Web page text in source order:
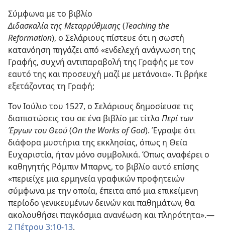
Σύμφωνα με το βιβλίο
Διδασκαλία της Μεταρρύθμισης(Teaching the
Reformation), ο Σελάριους πίστευε ότι η σωστή
κατανόηση πηγάζει από «ενδελεχή ανάγνωση της
Γραφής, συχνή αντιπαραβολή της Γραφής με τον
εαυτό της και προσευχή μαζί με μετάνοια». Τι βρήκε
εξετάζοντας τη Γραφή;
Τον Ιούλιο του 1527, ο Σελάριους δημοσίευσε τις
διαπιστώσεις του σε ένα βιβλίο με τίτλο Περί των
Έργων του Θεού(On the Works of God). Έγραψε ότι
διάφορα μυστήρια της εκκλησίας, όπως η Θεία
Ευχαριστία, ήταν μόνο συμβολικά. Όπως αναφέρει ο
καθηγητής Ρόμπιν Μπαρνς, το βιβλίο αυτό επίσης
«περιείχε μια ερμηνεία γραφικών προφητειών
σύμφωνα με την οποία, έπειτα από μια επικείμενη
περίοδο γενικευμένων δεινών και παθημάτων, θα
ακολουθήσει παγκόσμια ανανέωση και πληρότητα».—
2 Πέτρου 3:10-13.